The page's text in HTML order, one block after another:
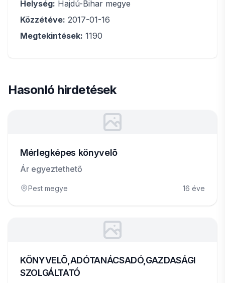
Helység: Hajdú-Bihar megye
Közzétéve: 2017-01-16
Megtekintések: 1190
Hasonló hirdetések
Mérlegképes könyvelõ
Ár egyeztethető
Pest megye 16 éve
KÖNYVELÕ,ADÓTANÁCSADÓ,GAZDASÁGI
SZOLGÁLTATÓ